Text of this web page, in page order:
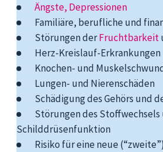
Ängste, Depressionen
Familiäre, berufliche und
Störungen derFruchtbarkeit
Herz-Kreislauf-Erkrankungen
Knochen- und
Lungen- und Nierenschäden
Schädigungdes Gehörs und
Störungen des Stoffwechsels
Schilddrüsenfunktion
Risiko für eine neue